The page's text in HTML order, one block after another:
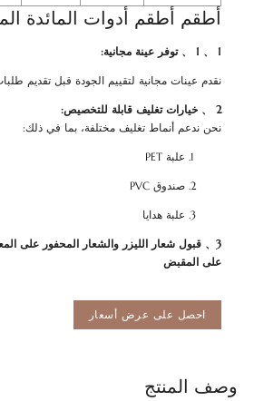
أطقم أطقم أدوات المائدة
1 、 1 、 توفر عينة مجانية:
نقدم عينات مجانية لتقييم الجودة قبل تقديم
2 、 خيارات تغليف قابلة للتخصيص:
نحن ندعم أنماط تغليف مختلفة، بما في ذلك:
علبة PET
صندوق PVC
علبة هدايا
3、
قبول شعار الليزر والشعار المحفور على
على المقبض
احصل على عرض أسعار
وصف المنتج